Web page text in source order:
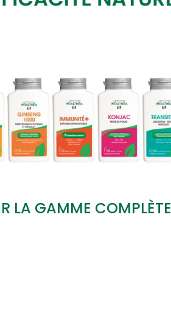
LA GAMME COMPLÈTE